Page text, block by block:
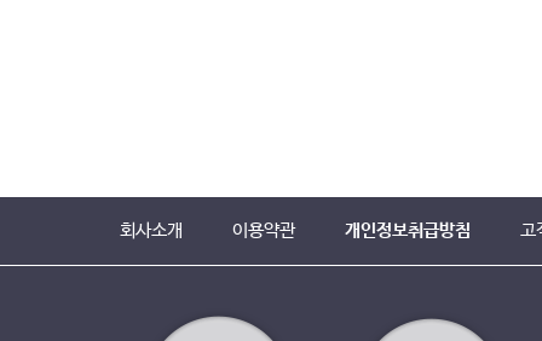
회사소개 이용약관 개인정보취급방침 고